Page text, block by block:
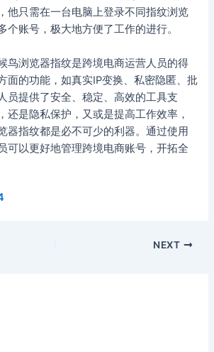
他只需在一台电脑上登录不同指纹浏览
个账号，极大地方便了工作的进行。
鸟浏览器指纹是跨境电商运营人员的得
面的功能，如真实IP变换、私密隐匿、批
员提供了安全、稳定、高效的工具支
还是隐私保护，又或是提高工作效率，
器指纹都是必不可少的利器。通过使用
可以更好地管理跨境电商账号，开拓全
NEXT